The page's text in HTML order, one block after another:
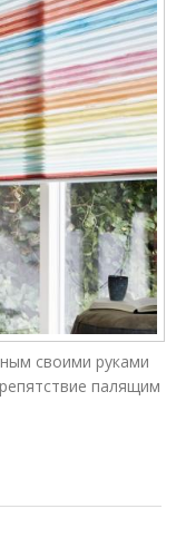
своими руками
палящим